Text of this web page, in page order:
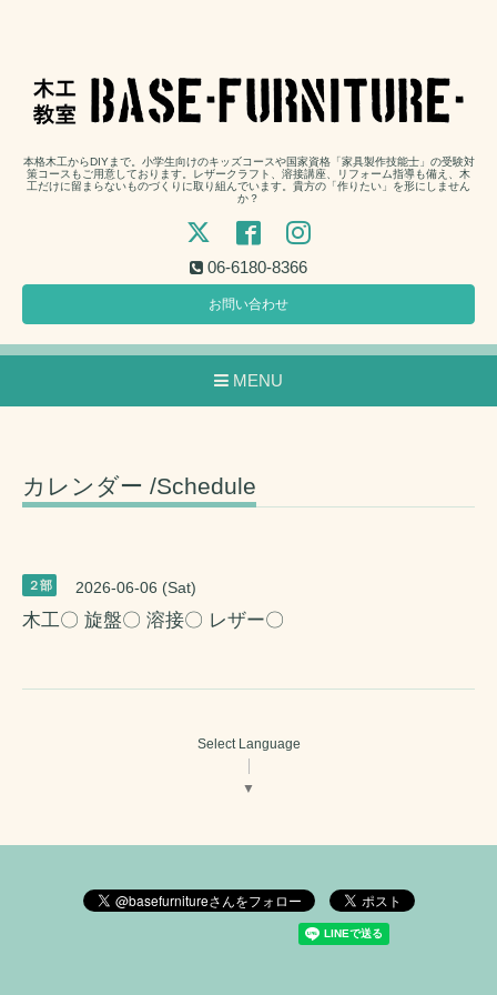
本格木工からDIYまで。小学生向けのキッズコースや国家資格「家具製作技能士」の受験対
策コースもご用意しております。レザークラフト、溶接講座、リフォーム指導も備え、木
工だけに留まらないものづくりに取り組んでいます。貴方の「作りたい」を形にしません
か？
06-6180-8366
お問い合わせ
MENU
カレンダー /Schedule
２部 2026-06-06 (Sat)
木工〇 旋盤〇 溶接〇 レザー〇
Select Language
▼